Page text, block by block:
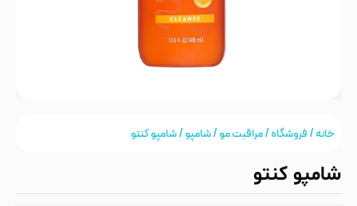
خانه/فروشگاه/مراقبت مو/شامپو/ شامپو کنتو
شامپو کنتو